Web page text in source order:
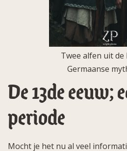
Twee alfen uit
Germaanse
De 13de eeuw;
periode
Mocht je het nu al veel